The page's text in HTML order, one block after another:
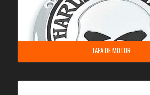
TAPA DE MOTOR